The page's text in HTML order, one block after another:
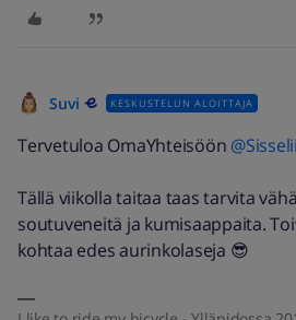
Suvi KESKUSTELUN ALOITTAJA
Tervetuloa OmaYhteisöön
Tällä viikolla taitaa taas tarvita
soutuveneitä ja kumisaappaita.
kohtaa edes aurinkolaseja 😎